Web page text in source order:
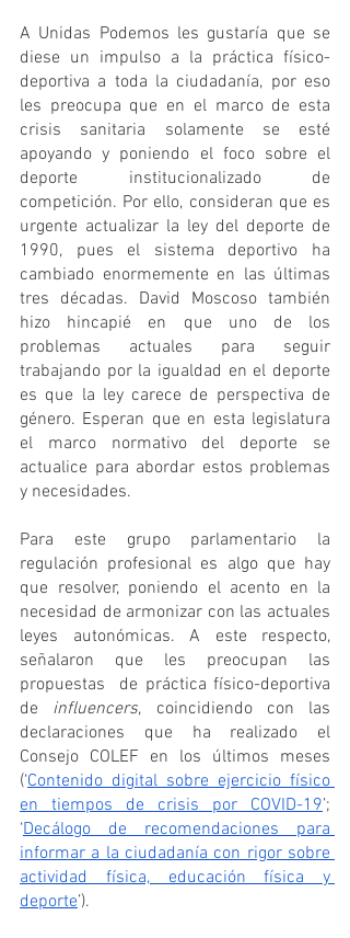
A Unidas Podemos les gustaría que se
diese un impulso a la práctica físico-
deportiva a toda la ciudadanía, por eso
les preocupa que en el marco de esta
crisis sanitaria solamente se esté
apoyando y poniendo el foco sobre el
deporte institucionalizado de
competición. Por ello, consideran que es
urgente actualizar la ley del deporte de
1990, pues el sistema deportivo ha
cambiado enormemente en las últimas
tres décadas. David Moscoso también
hizo hincapié en que uno de los
problemas actuales para seguir
trabajando por la igualdad en el deporte
es que la ley carece de perspectiva de
género. Esperan que en esta legislatura
el marco normativo del deporte se
actualice para abordar estos problemas
y necesidades.
Para este grupo parlamentario la
regulación profesional es algo que hay
que resolver, poniendo el acento en la
necesidad de armonizar con las actuales
leyes autonómicas. A este respecto,
señalaron que les preocupan las
propuestas  de práctica físico-deportiva
de influencers, coincidiendo con las
declaraciones que ha realizado el
Consejo COLEF en los últimos meses
(‘Contenido digital sobre ejercicio físico
en tiempos de crisis por COVID-19’;
‘Decálogo de recomendaciones para
informar a la ciudadanía con rigor sobre
actividad física, educación física y
deporte’).